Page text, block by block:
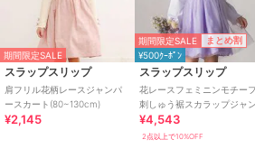
期間限定SALE
スラップスリップ
肩フリル花柄レースジャンパ
ースカート(80~130cm)
¥2,145
期間限定SALE まとめ割
¥500ｸｰﾎﾟﾝ
スラップスリップ
花レースフェミニンモチーフ
刺しゅう裾スカラップジャン
パースカート(110~130cm)
¥4,543
2点以上で10%OFF